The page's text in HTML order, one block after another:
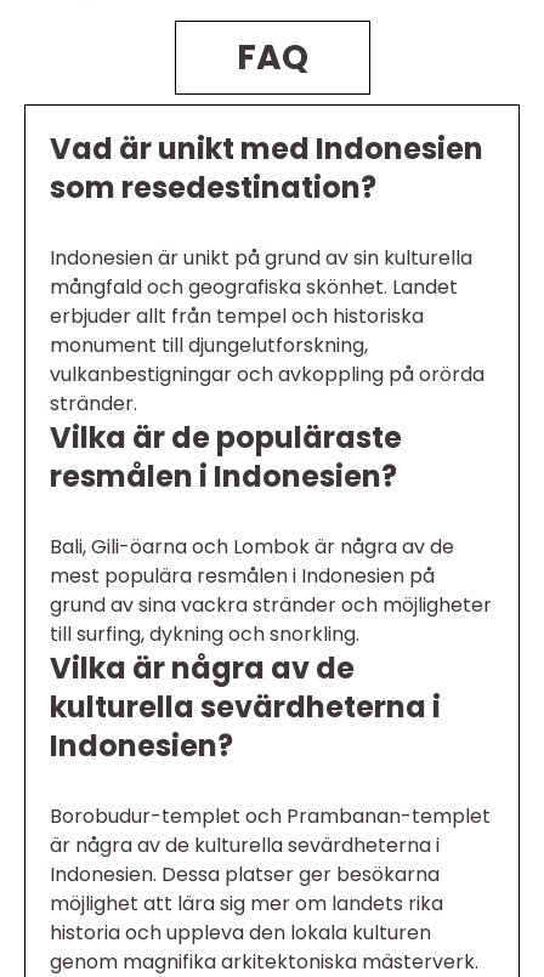
FAQ
Vad är unikt med Indonesien
som resedestination?
Indonesien är unikt på grund av sin kulturella
mångfald och geografiska skönhet. Landet
erbjuder allt från tempel och historiska
monument till djungelutforskning,
vulkanbestigningar och avkoppling på orörda
stränder.
Vilka är de populäraste
resmålen i Indonesien?
Bali, Gili-öarna och Lombok är några av de
mest populära resmålen i Indonesien på
grund av sina vackra stränder och möjligheter
till surfing, dykning och snorkling.
Vilka är några av de
kulturella sevärdheterna i
Indonesien?
Borobudur-templet och Prambanan-templet
är några av de kulturella sevärdheterna i
Indonesien. Dessa platser ger besökarna
möjlighet att lära sig mer om landets rika
historia och uppleva den lokala kulturen
genom magnifika arkitektoniska mästerverk.